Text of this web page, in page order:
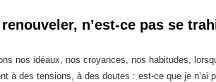
n’est-ce pas se
nos idéaux, nos croyances, nos habitudes,
à des tensions, à des doutes : est-ce que je n’ai